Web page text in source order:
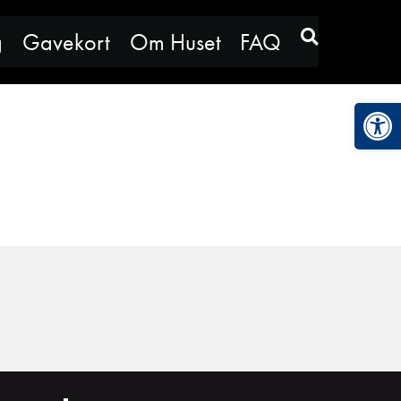
Gavekort Om Huset FAQ